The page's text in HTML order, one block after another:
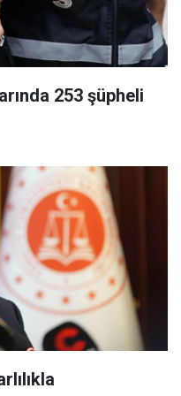
253 şüpheli